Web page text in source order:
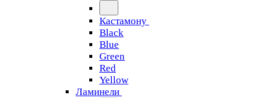
Кастамону
Black
Blue
Green
Red
Yellow
Ламинели